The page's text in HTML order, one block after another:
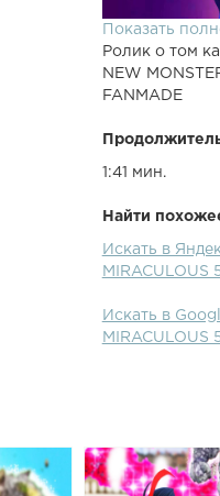
Показать
Ролик о том
NEW
FANMADE
1:41 мин.
Найти
Искать в
MIRACULOUS
Искать в
MIRACULOUS